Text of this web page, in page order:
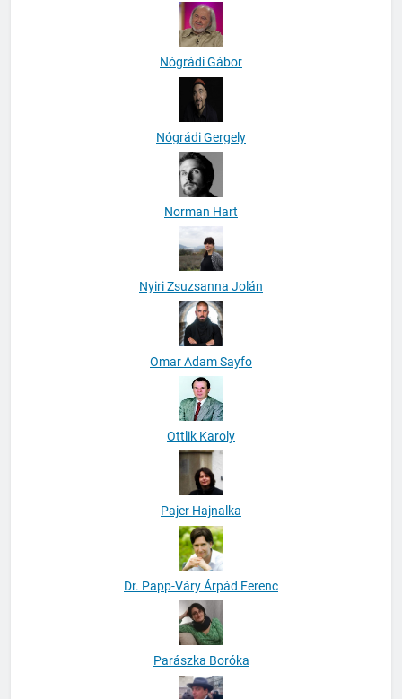
Nógrádi Gábor
Nógrádi Gergely
Norman Hart
Nyiri Zsuzsanna Jolán
Omar Adam Sayfo
Ottlik Karoly
Pajer Hajnalka
Dr. Papp-Váry Árpád Ferenc
Parászka Boróka